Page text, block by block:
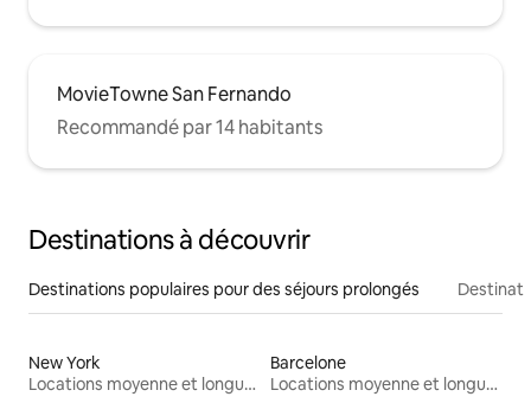
MovieTowne San Fernando
Recommandé par 14 habitants
Destinations à découvrir
Destinations populaires pour des séjours prolongés
New York
Locations moyenne et longue durée
Barcelone
Locations moyenne et longue durée